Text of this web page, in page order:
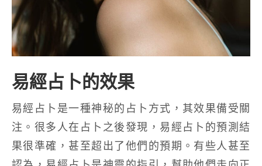
易經占卜的效果
易經占卜是一種神秘的占卜方式，其效果備受關
注。很多人在占卜之後發現，易經占卜的預測結
果很準確，甚至超出了他們的預期。有些人甚至